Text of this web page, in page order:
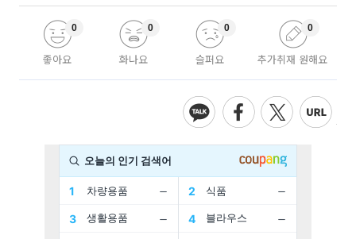
좋아요
0
화나요
0
슬퍼요
0
추가취재 원해요
0